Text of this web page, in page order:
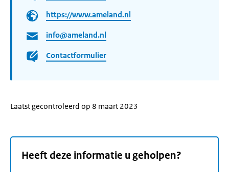
https://www.ameland.nl
info@ameland.nl
Contactformulier
Laatst gecontroleerd op 8 maart 2023
Heeft deze informatie u geholpen?